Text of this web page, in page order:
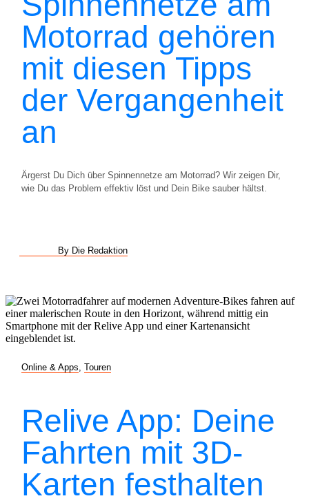
Motorrad gehören
mit diesen Tipps
der Vergangenheit
an
Ärgerst Du Dich über Spinnennetze am Motorrad? Wir zeigen Dir,
wie Du das Problem effektiv löst und Dein Bike sauber hältst.
By Die Redaktion
Online & Apps Touren
Relive App: Deine
Fahrten mit 3D-
Karten festhalten